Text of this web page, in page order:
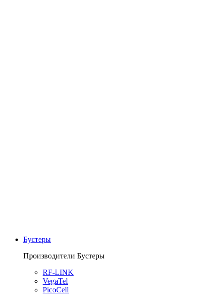
Бустеры
Производители Бустеры
RF-LINK
VegaTel
PicoCell